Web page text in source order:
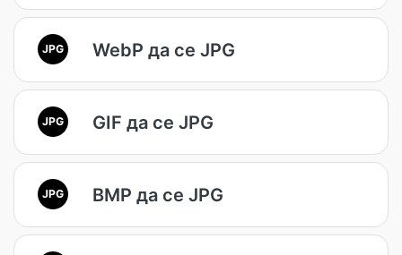
JPG WebP да се JPG
JPG GIF да се JPG
JPG BMP да се JPG